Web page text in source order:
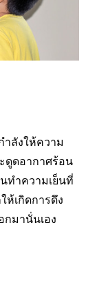
ำลังให้ความ
ดูดอากาศร้อน
ทำความเย็นที่
ห้เกิดการดึง
กมานั่นเอง